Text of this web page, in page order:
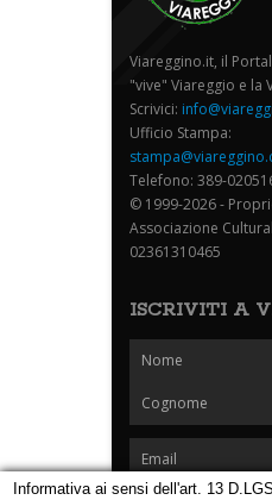
Viareggino.it, il
"vive" Viareggio e la
Scrivici:
Ufficio Stampa:
Telefono: 389-
© 1999-2026 -
Associazione
02361310465
ISCRIVITI A
Informativa ai sensi dell'art. 13